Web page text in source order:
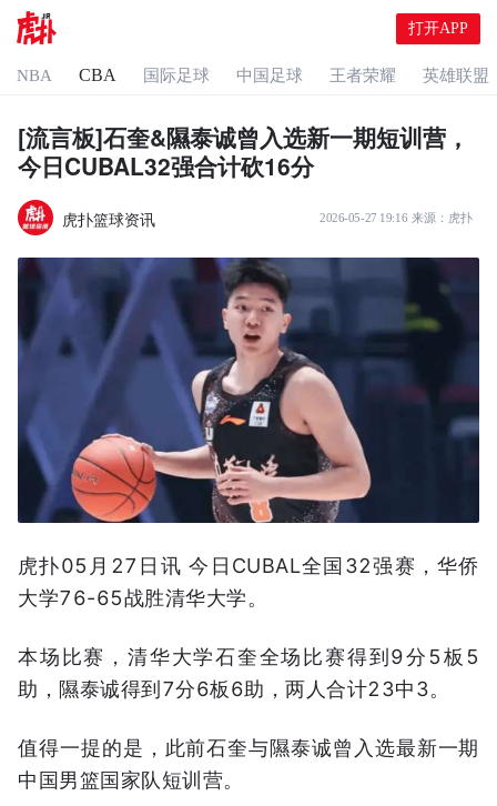
打开APP
NBA CBA 国际足球 中国足球 王者荣耀 英雄联盟
[流言板]石奎&隰泰诚曾入选新一期短训营，
今日CUBAL32强合计砍16分
虎扑篮球资讯 2026-05-27 19:16 来源： 虎扑
虎扑05月27日讯 今日CUBAL全国32强赛，华侨
大学76-65战胜清华大学。
本场比赛，清华大学石奎全场比赛得到9分5板5
助，隰泰诚得到7分6板6助，两人合计23中3。
值得一提的是，此前石奎与隰泰诚曾入选最新一期
中国男篮国家队短训营。